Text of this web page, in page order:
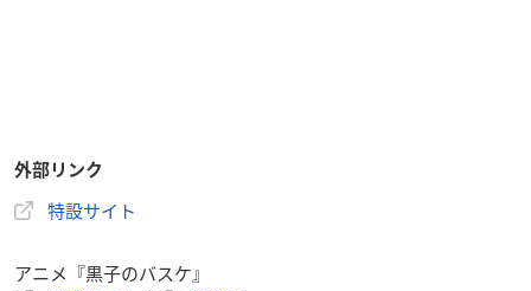
外部リンク
特設サイト
アニメ『黒子のバスケ』